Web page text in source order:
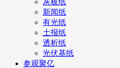
新闻纸
有光纸
土报纸
透析纸
光伏基纸
参观聚亿